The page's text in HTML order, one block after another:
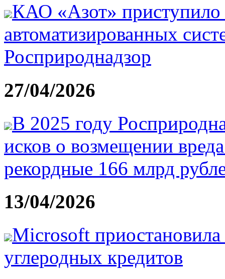
КАО «Азот» приступило
автоматизированных
Росприроднадзор
27/04/2026
В 2025 году
исков о возмещении
рекордные 166 млрд
13/04/2026
Microsoft
углеродных кредитов